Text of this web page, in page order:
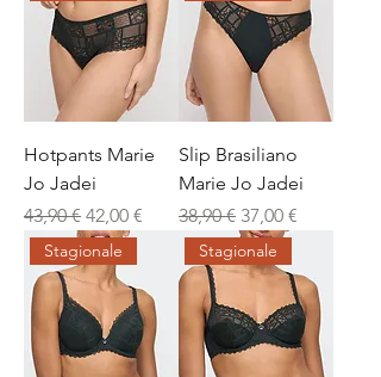
Hotpants Marie
Jo Jadei
Prezzo regolare
43,90 € Prezzo scontato
42,00 €
Slip Brasiliano
Marie Jo Jadei
Prezzo regolare
38,90 € Prezzo scontato
37,00 €
Stagionale Stagionale